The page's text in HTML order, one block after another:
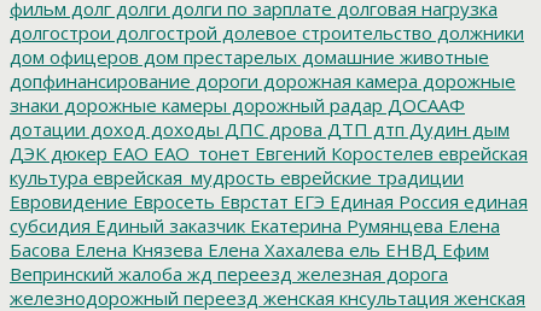
фильм долг долги долги по зарплате долговая нагрузка
долгострои долгострой долевое строительство должники
дом офицеров дом престарелых домашние животные
допфинансирование дороги дорожная камера дорожные
знаки дорожные камеры дорожный радар ДОСААФ
дотации доход доходы ДПС дрова ДТП дтп Дудин дым
ДЭК дюкер ЕАО ЕАО_тонет Евгений Коростелев еврейская
культура еврейская_мудрость еврейские традиции
Евровидение Евросеть Еврстат ЕГЭ Единая Россия единая
субсидия Единый заказчик Екатерина Румянцева Елена
Басова Елена Князева Елена Хахалева ель ЕНВД Ефим
Вепринский жалоба жд переезд железная дорога
железнодорожный переезд женская кнсультация женская